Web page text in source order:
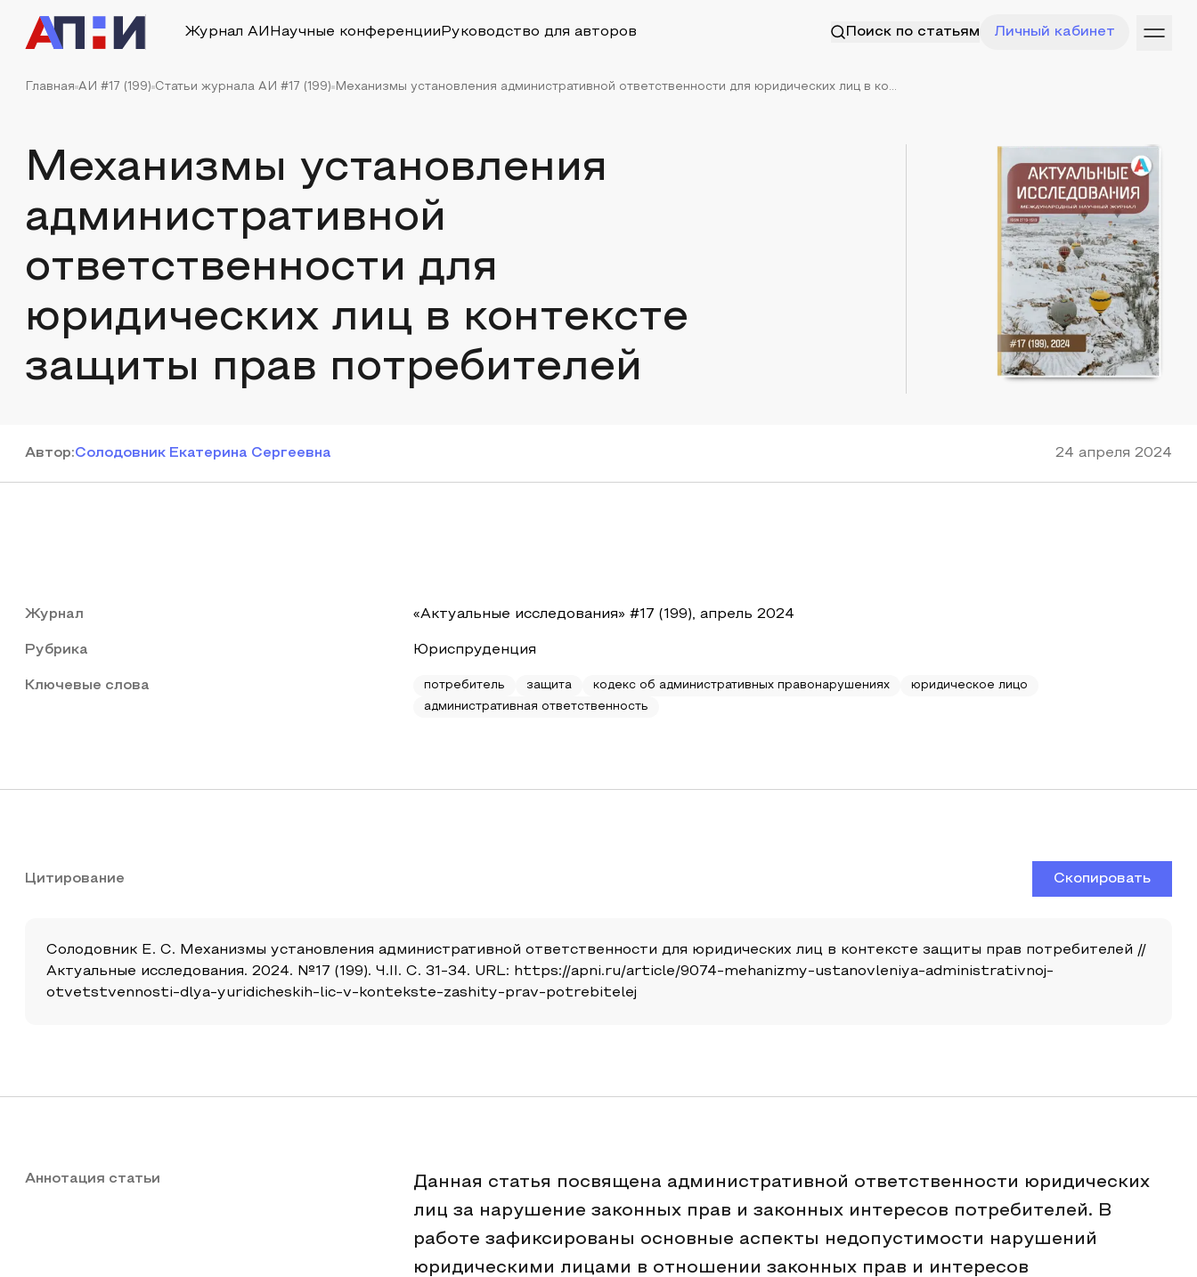
Журнал АИ Научные конференции Руководство для авторов Поиск по статьям Личный кабинет
Главная АИ #17 (199) Статьи журнала АИ #17 (199) Механизмы установления административной ответственности для юридических лиц в ко...
Механизмы установления
административной
ответственности для
юридических лиц в контексте
защиты прав потребителей
Автор:Солодовник Екатерина Сергеевна 24 апреля 2024
Журнал «Актуальные исследования» #17 (199), апрель 2024
Рубрика Юриспруденция
Ключевые слова потребитель защита кодекс об административных правонарушениях
юридическое лицо
административная ответственность
Цитирование Скопировать
Солодовник Е. С. Механизмы установления административной ответственности для юридических лиц в контексте защиты прав потребителей //
Актуальные исследования. 2024. №17 (199). Ч.II. С. 31-34. URL: https://apni.ru/article/9074-mehanizmy-ustanovleniya-administrativnoj-
otvetstvennosti-dlya-yuridicheskih-lic-v-kontekste-zashity-prav-potrebitelej
Аннотация статьи
Данная статья посвящена административной ответственности юридических
лиц за нарушение законных прав и законных интересов потребителей. В
работе зафиксированы основные аспекты недопустимости нарушений
юридическими лицами в отношении законных прав и интересов